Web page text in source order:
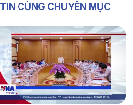
TIN CÙNG CHUYÊN MỤC